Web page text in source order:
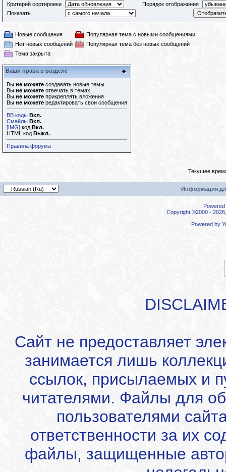
Критерий сортировки
Порядок отображения
Показать
Новые сообщения
Популярная тема с новыми сообщениями
Нет новых сообщений
Популярная тема без новых сообщений
Тема закрыта
Ваши права в разделе
Вы не можете создавать новые темы
Вы не можете отвечать в темах
Вы не можете прикреплять вложения
Вы не можете редактировать свои сообщения
BB коды Вкл.
Смайлы Вкл.
[IMG] код Вкл.
HTML код Выкл.
Правила форума
Текущее
Информация
Copyright ©2000 -
Powered by
Сайт не предоставляет
занимается лишь
ссылок, присылаемых и
читателями. Файлы для
пользователями
ответственности за их
файлы, защищенные